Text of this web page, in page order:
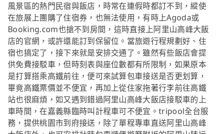
風景區的熱門民宿與飯店，時常在連假時都訂不到，縱使
在旅展上團購了住宿券，也無法使用，有時上Agoda或
Booking.com也搶不到房間，這時直接上阿里山高峰大飯
店的官網，或許還能訂到保留位。當旅遊行程規劃好、住
宿也搞定了，接下來就是安排交通了。雖然有些飯店會提
供免費接駁車，但時刻表與座位數都有所限制，如果原本
是打算搭乘高鐵前往，便可來試算包車接送是否更划算，
畢竟高鐵票價並不便宜，再加上從住家拖著行李前往高鐵
站也很麻煩，如又遇到錯過阿里山高峰大飯店接駁車的上
車時間，在嘉義縣臨時叫計程車可不便宜。tripool全台服
務，提供桃園市到府接送，除了單程專車直送阿里山高峰